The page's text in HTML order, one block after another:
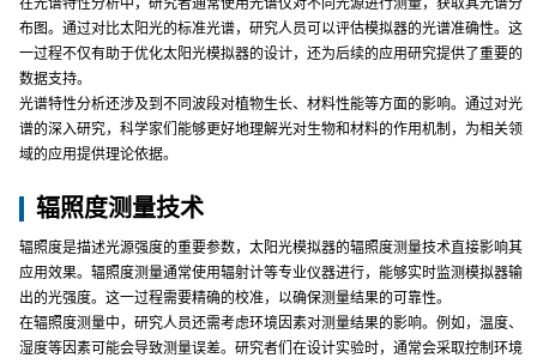
在光谱特性分析中，研究者通常使用光谱仪对不同光源进行测量，获取其光谱分
布图。通过对比太阳光的标准光谱，研究人员可以评估模拟器的光谱准确性。这
一过程不仅有助于优化太阳光模拟器的设计，还为后续的应用研究提供了重要的
数据支持。
光谱特性分析还涉及到不同波段对植物生长、材料性能等方面的影响。通过对光
谱的深入研究，科学家们能够更好地理解光对生物和材料的作用机制，为相关领
域的应用提供理论依据。
辐照度测量技术
辐照度是描述光源强度的重要参数，太阳光模拟器的辐照度测量技术直接影响其
应用效果。辐照度测量通常使用辐射计等专业仪器进行，能够实时监测模拟器输
出的光强度。这一过程需要精确的校准，以确保测量结果的可靠性。
在辐照度测量中，研究人员还需考虑环境因素对测量结果的影响。例如，温度、
湿度等因素可能会导致测量误差。研究者们在设计实验时，通常会采取控制环境